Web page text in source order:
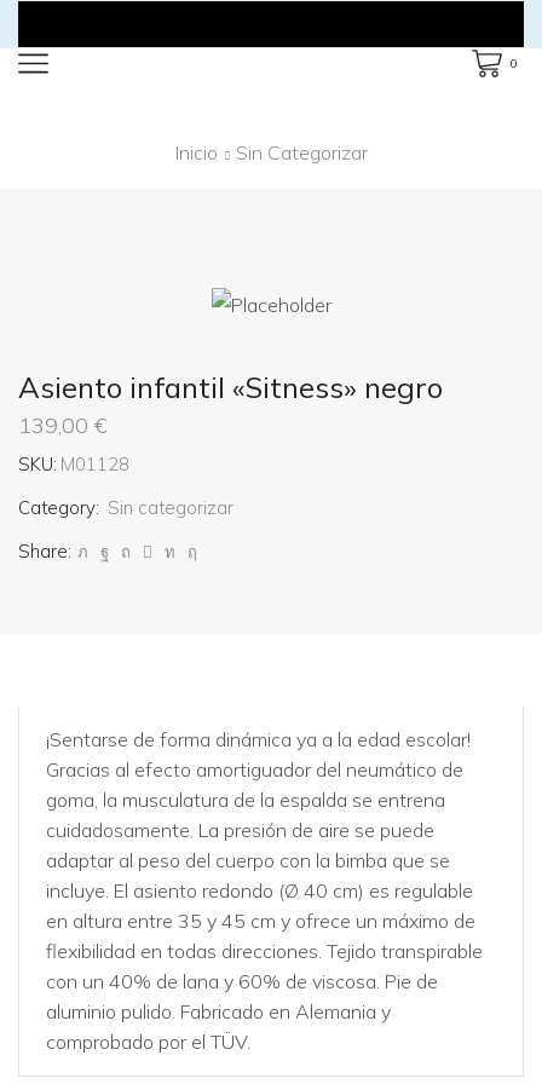
0
Inicio Sin Categorizar
Asiento infantil «Sitness» negro
139,00 €
SKU: M01128
Category: Sin categorizar
Share:
¡Sentarse de forma dinámica ya a la edad escolar!
Gracias al efecto amortiguador del neumático de
goma, la musculatura de la espalda se entrena
cuidadosamente. La presión de aire se puede
adaptar al peso del cuerpo con la bimba que se
incluye. El asiento redondo (Ø 40 cm) es regulable
en altura entre 35 y 45 cm y ofrece un máximo de
flexibilidad en todas direcciones. Tejido transpirable
con un 40% de lana y 60% de viscosa. Pie de
aluminio pulido. Fabricado en Alemania y
comprobado por el TÜV.